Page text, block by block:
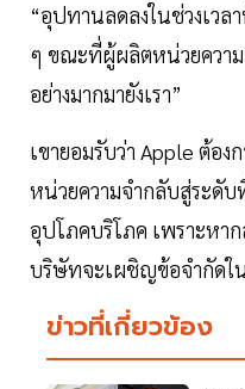
“อุปทานลดลงในช่วงเวล
ๆ ขณะที่ผู้ผลิตหน่วยควา
อย่างมากมายังเรา”
เขายอมรับว่า Apple ต้อ
หน่วยความจำกลับสู่ระดั
อุปโภคบริโภค เพราะหา
บริษัทจะเผชิญข้อจำกัดใ
ข่าวที่เกี่ยวข้อง